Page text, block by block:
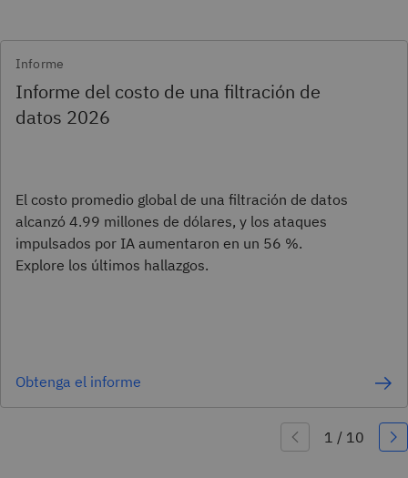
Informe
Informe del costo de una filtración de
datos 2026
El costo promedio global de una filtración de datos
alcanzó 4.99 millones de dólares, y los ataques
impulsados por IA aumentaron en un 56 %.
Explore los últimos hallazgos.
Obtenga el informe